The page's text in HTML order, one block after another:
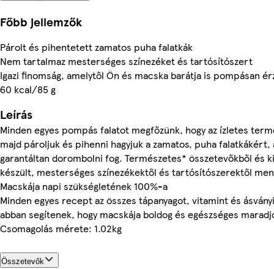
Főbb jellemzők
Párolt és pihentetett zamatos puha falatkák
Nem tartalmaz mesterséges színezéket és tartósítószert
Igazi finomság, amelytől Ön és macska barátja is pompásan
60 kcal/85 g
Leírás
Minden egyes pompás falatot megfőzünk, hogy az ízletes
majd pároljuk és pihenni hagyjuk a zamatos, puha
garantáltan dorombolni fog. Természetes* összetevőkből és
készült, mesterséges színezékektől és tartósítószerektől
Macskája napi szükségletének 100%-a
Minden egyes recept az összes tápanyagot, vitamint és
abban segítenek, hogy macskája boldog és egészséges
Csomagolás mérete: 1.02kg
Összetevők